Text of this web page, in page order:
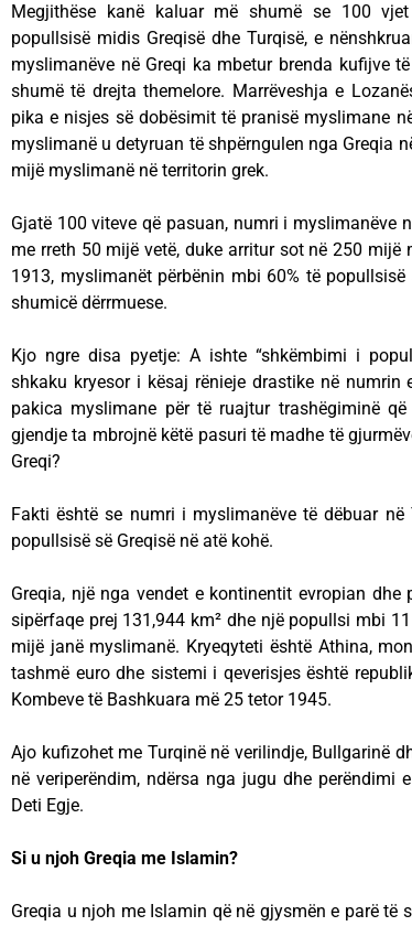
Megjithëse kanë kaluar më shumë se 100
popullsisë midis Greqisë dhe Turqisë, e
myslimanëve në Greqi ka mbetur brenda kufijve
shumë të drejta themelore. Marrëveshja e
pika e nisjes së dobësimit të pranisë myslimane
myslimanë u detyruan të shpërngulen nga Greqia
mijë myslimanë në territorin grek.
Gjatë 100 viteve që pasuan, numri i myslimanëve
me rreth 50 mijë vetë, duke arritur sot në 250 mijë
1913, myslimanët përbënin mbi 60% të
shumicë dërrmuese.
Kjo ngre disa pyetje: A ishte “shkëmbimi i
shkaku kryesor i kësaj rënieje drastike në numrin
pakica myslimane për të ruajtur trashëgiminë
gjendje ta mbrojnë këtë pasuri të madhe të
Greqi?
Fakti është se numri i myslimanëve të dëbuar
popullsisë së Greqisë në atë kohë.
Greqia, një nga vendet e kontinentit evropian
sipërfaqe prej 131,944 km² dhe një popullsi mbi
mijë janë myslimanë. Kryeqyteti është Athina,
tashmë euro dhe sistemi i qeverisjes është
Kombeve të Bashkuara më 25 tetor 1945.
Ajo kufizohet me Turqinë në verilindje, Bullgarinë
në veriperëndim, ndërsa nga jugu dhe perëndimi
Deti Egje.
Si u njoh Greqia me Islamin?
Greqia u njoh me Islamin që në gjysmën e parë të